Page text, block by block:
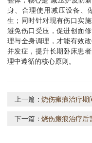
身、合理使用减压设备、
生；同时针对现有伤口实
避免伤口受压，促进创面
理与全身调理，才能有效
并发症，提升长期卧床患
理中遵循的核心原则。
上一篇：烧伤瘢痕治疗期
下一篇：烧伤瘢痕治疗后